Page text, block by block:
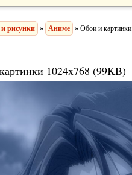
рисунки » Аниме » Обои и картинки
1024x768 (99KB)